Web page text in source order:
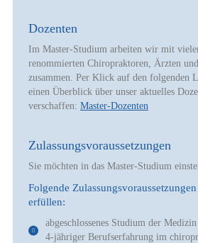
Dozenten
Im Master-Studium arbeiten wir mit
renommierten Chiropraktoren, Ärzten
zusammen. Per Klick auf den folgenden
einen Überblick über unser aktuelles
verschaffen: Master-Dozenten
Zulassungsvoraussetzungen
Sie möchten in das Master-Studium
Folgende
erfüllen:
abgeschlossenes Studium der
4-jähriger Berufserfahrung im